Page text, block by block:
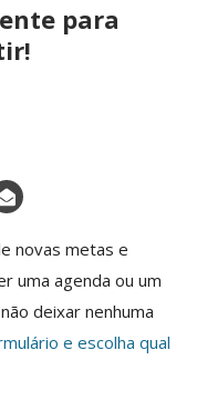
para
novas metas e
uma agenda ou um
deixar nenhuma
e escolha qual